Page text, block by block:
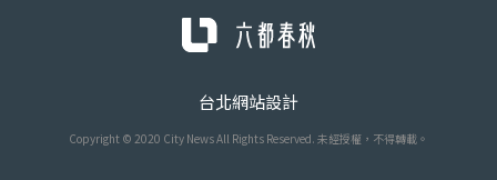
台北網站設計
Copyright © 2020 City News All Rights Reserved. 未經授權，不得轉載。